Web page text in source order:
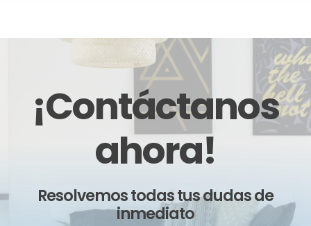
¡Contáctanos
ahora!
Resolvemos todas tus dudas de
inmediato